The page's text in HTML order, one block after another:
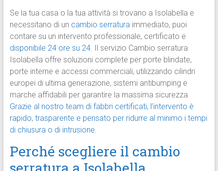
Se la tua casa o la tua attività si trovano a Isolabella e
necessitano di un cambio serraturaimmediato, puoi
contare su un intervento professionale, certificato e
disponibile 24 ore su 24. Il servizio Cambio serratura
Isolabella offre soluzioni complete per porte blindate,
porte interne e accessi commerciali, utilizzando cilindri
europei di ultima generazione, sistemi antibumping e
marche affidabili per garantire la massima sicurezza.
Grazie al nostro team di fabbri certificati, l’intervento è
rapido, trasparente e pensato per ridurre al minimo i tempi
di chiusura o di intrusione.
Perché scegliere il cambio